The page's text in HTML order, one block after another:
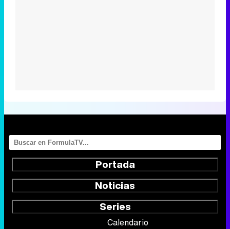
Portada
Noticias
Series
Calendario